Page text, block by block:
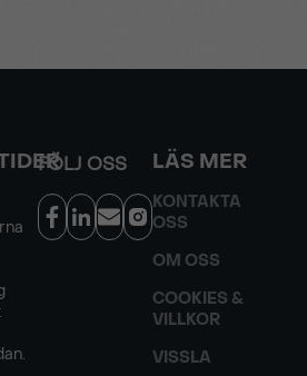
FÖLJ OSS LÄS MER
KONTAKTA
OSS
OM OSS
COOKIES &
VILLKOR
VISSLA